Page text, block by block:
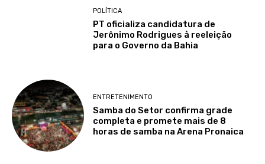
POLÍTICA
PT oficializa candidatura de
Jerônimo Rodrigues à reeleição
para o Governo da Bahia
ENTRETENIMENTO
Samba do Setor confirma grade
completa e promete mais de 8
horas de samba na Arena Pronaica